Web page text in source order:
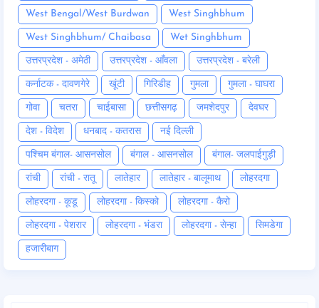
West Bengal/West Burdwan West Singhbhum
West Singhbhum/ Chaibasa Wet Singhbhum
उत्तरप्रदेश - अमेठी उत्तरप्रदेश - आँवला उत्तरप्रदेश - बरेली
कर्नाटक - दावणगेरे खूंटी गिरिडीह गुमला गुमला - घाघरा
गोवा चतरा चाईबासा छत्तीसगढ़ जमशेदपुर देवघर
देश - विदेश धनबाद - कतरास नई दिल्ली
पश्चिम बंगाल- आसनसोल बंगाल - आसनसोल बंगाल- जलपाईगुड़ी
रांची रांची - रातू लातेहार लातेहार - बालूमाथ लोहरदगा
लोहरदगा - कूडू लोहरदगा - किस्को लोहरदगा - कैरो
लोहरदगा - पेशरार लोहरदगा - भंडरा लोहरदगा - सेन्हा सिमडेगा
हजारीबाग